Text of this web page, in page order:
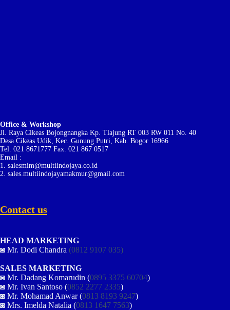
Office & Workshop
Jl. Raya Cikeas Bojongnangka Kp. Tlajung RT 003 RW 011 No. 40
Desa Cikeas Udik, Kec. Gunung Putri, Kab. Bogor 16966
Tel. 021 8671777 Fax. 021 867 0517
Email :
1. salesmim@multiindojaya.co.id
2. sales.multiindojayamakmur@gmail.com
Contact us
HEAD MARKETING
◙ Mr. Dodi Chandra (0812 9107 035)
SALES MARKETING
◙ Mr. Dadang Komarudin (0895 3375 60704)
◙ Mr. Ivan Santoso (0852 2277 2335)
◙ Mr. Mohamad Anwar (0813 8193 9247)
◙ Mrs. Imelda Natalia (0813 1647 7563)